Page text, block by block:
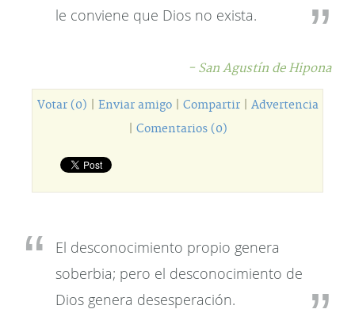
le conviene que Dios no exista.
- San Agustín de Hipona
Votar (0) Enviar amigo| Compartir| Advertencia
Comentarios (0)
El desconocimiento propio genera
soberbia; pero el desconocimiento de
Dios genera desesperación.